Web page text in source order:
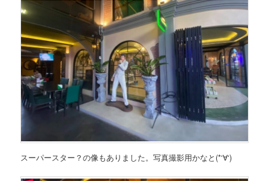
スーパースター？の像もありました。写真撮影用かなと(*‘∀‘)